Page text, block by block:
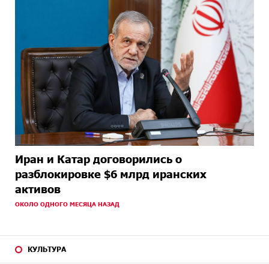
Иран и Катар договорились о
разблокировке $6 млрд иранских
активов
ОКОЛО ОДНОГО МЕСЯЦА НАЗАД
КУЛЬТУРА